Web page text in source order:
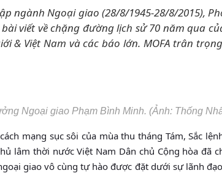
ngành Ngoại giao (28/8/1945-28/8/2015),
viết về chặng đường lịch sử 70 năm qua
& Việt Nam và các báo lớn. ​MOFA trân
Ngoại giao Phạm Bình Minh. (Ảnh: Thống
mạng sục sôi của mùa thu tháng Tám, Sắc
lâm thời nước Việt Nam Dân chủ Cộng hòa đã
giao vô cùng tự hào được đặt dưới sự lãnh